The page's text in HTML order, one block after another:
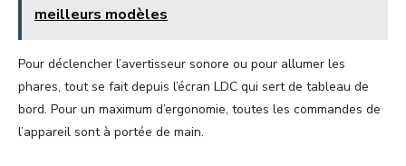
meilleurs modèles
Pour déclencher l’avertisseur sonore ou pour allumer les
phares, tout se fait depuis l’écran LDC qui sert de tableau de
bord. Pour un maximum d’ergonomie, toutes les commandes de
l’appareil sont à portée de main.